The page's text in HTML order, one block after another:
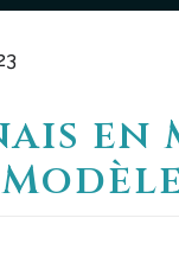
en